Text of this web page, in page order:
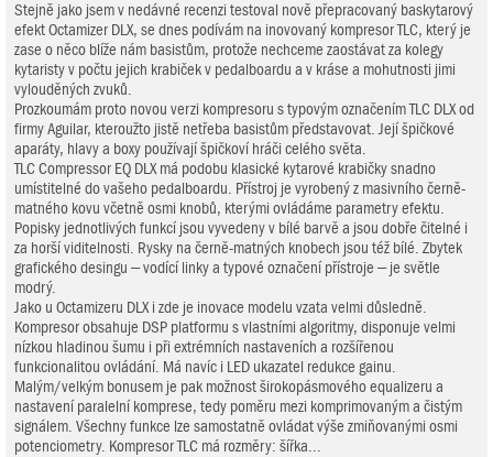
Stejně jako jsem v nedávné recenzi testoval nově přepracovaný baskytarový
efekt Octamizer DLX, se dnes podívám na inovovaný kompresor TLC, který je
zase o něco blíže nám basistům, protože nechceme zaostávat za kolegy
kytaristy v počtu jejich krabiček v pedalboardu a v kráse a mohutnosti jimi
vylouděných zvuků.
Prozkoumám proto novou verzi kompresoru s typovým označením TLC DLX od
firmy Aguilar, kteroužto jistě netřeba basistům představovat. Její špičkové
aparáty, hlavy a boxy používají špičkoví hráči celého světa.
TLC Compressor EQ DLX má podobu klasické kytarové krabičky snadno
umístitelné do vašeho pedalboardu. Přístroj je vyrobený z masivního černě-
matného kovu včetně osmi knobů, kterými ovládáme parametry efektu.
Popisky jednotlivých funkcí jsou vyvedeny v bílé barvě a jsou dobře čitelné i
za horší viditelnosti. Rysky na černě-matných knobech jsou též bílé. Zbytek
grafického desingu – vodící linky a typové označení přístroje – je světle
modrý.
Jako u Octamizeru DLX i zde je inovace modelu vzata velmi důsledně.
Kompresor obsahuje DSP platformu s vlastními algoritmy, disponuje velmi
nízkou hladinou šumu i při extrémních nastaveních a rozšířenou
funkcionalitou ovládání. Má navíc i LED ukazatel redukce gainu.
Malým/velkým bonusem je pak možnost širokopásmového equalizeru a
nastavení paralelní komprese, tedy poměru mezi komprimovaným a čistým
signálem. Všechny funkce lze samostatně ovládat výše zmiňovanými osmi
potenciometry. Kompresor TLC má rozměry: šířka...